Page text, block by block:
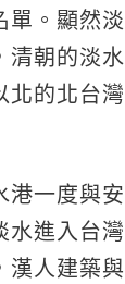
單。顯然淡
清朝的淡水
北的北台灣
港一度與安
水進入台灣
漢人建築與